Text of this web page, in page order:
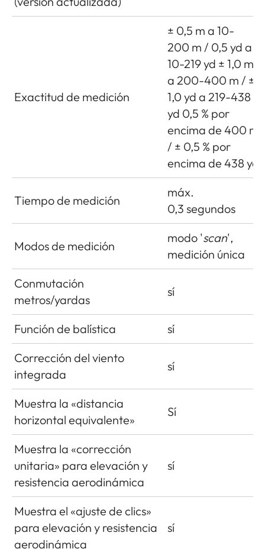
Exactitud de medición
± 0,5 m a 10-
200 m / 0,5 yd a
10-219 yd ± 1,0 m
a 200-400 m / ±
1,0 yd a 219-438
yd 0,5 % por
encima de 400 m
/ ± 0,5 % por
encima de 438 yd
Tiempo de medición
máx.
0,3 segundos
Modos de medición
modo 'scan',
medición única
Conmutación
metros/yardas
sí
Función de balística
sí
Corrección del viento
integrada
sí
Muestra la «distancia
horizontal equivalente»
Sí
Muestra la «corrección
unitaria» para elevación y
resistencia aerodinámica
sí
Muestra el «ajuste de clics»
para elevación y resistencia
aerodinámica
sí